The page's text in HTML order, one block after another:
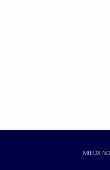
MIEUX